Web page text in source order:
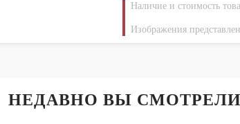
Наличие и стоимость
Изображения
НЕДАВНО ВЫ СМОТРЕЛИ